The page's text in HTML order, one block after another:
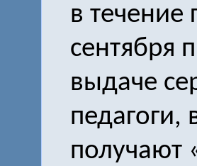
в течение
сентября
выдаче
получают